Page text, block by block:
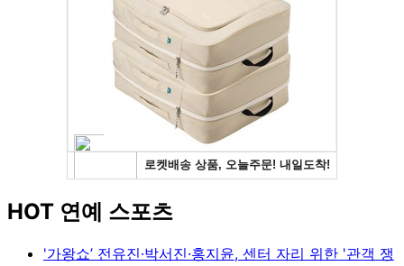
HOT 연예 스포츠
'가왕쇼’ 전유진·박서진·홍지윤, 센터 자리 위한 '관객 쟁